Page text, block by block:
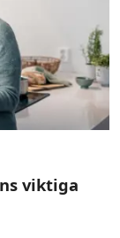
viktiga